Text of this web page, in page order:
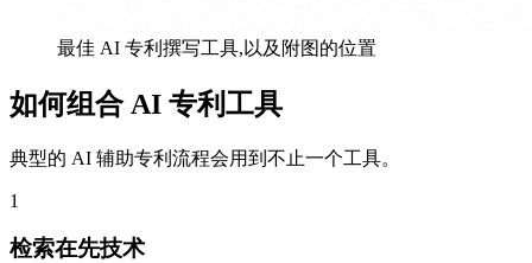
最佳 AI 专利撰写工具,以及附图的位置
如何组合 AI 专利工具
典型的 AI 辅助专利流程会用到不止一个工具。
1
检索在先技术